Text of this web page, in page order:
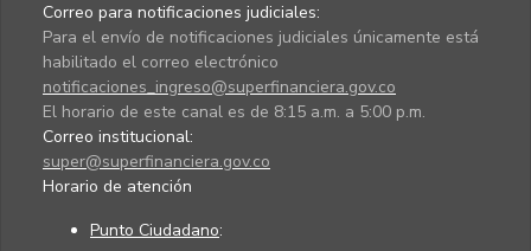
Correo para notificaciones judiciales:
Para el envío de notificaciones judiciales únicamente está
habilitado el correo electrónico
notificaciones_ingreso@superfinanciera.gov.co
El horario de este canal es de 8:15 a.m. a 5:00 p.m.
Correo institucional:
super@superfinanciera.gov.co
Horario de atención
Punto Ciudadano: